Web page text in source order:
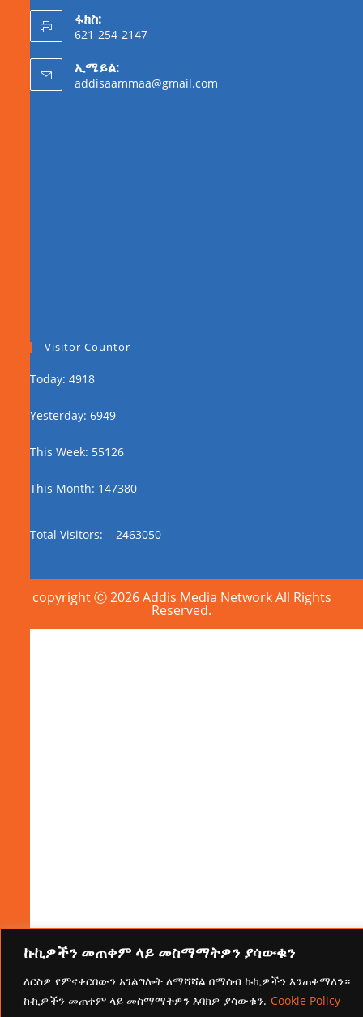
ኩኪዎችን መጠቀም ላይ መስማማትዎን ያሳውቁን
ለርስዎ የምናቀርበውን አገልግሎት ለማሻሻል በማሰብ ኩኪዎችን እንጠቀማለን።
ኩኪዎችን መጠቀም ላይ መስማማትዎን እባክዎ ያሳውቁን. Cookie Policy
ፋክስ:
621-254-2147
ኢሜይል:
addisaammaa@gmail.com
Visitor Countor
Today: 4918
Yesterday: 6949
This Week: 55126
This Month: 147380
Total Visitors: 2463050
copyright Ⓒ 2026 Addis Media Network All Rights
Reserved.